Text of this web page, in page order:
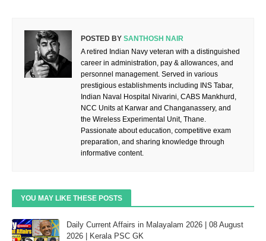
POSTED BY SANTHOSH NAIR
A retired Indian Navy veteran with a distinguished
career in administration, pay & allowances, and
personnel management. Served in various
prestigious establishments including INS Tabar,
Indian Naval Hospital Nivarini, CABS Mankhurd,
NCC Units at Karwar and Changanassery, and
the Wireless Experimental Unit, Thane.
Passionate about education, competitive exam
preparation, and sharing knowledge through
informative content.
YOU MAY LIKE THESE POSTS
Daily Current Affairs in Malayalam 2026 | 08 August
2026 | Kerala PSC GK